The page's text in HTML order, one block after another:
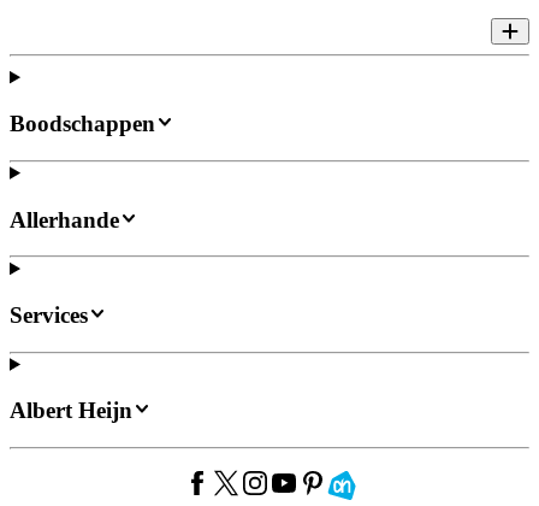
Boodschappen
Allerhande
Services
Albert Heijn